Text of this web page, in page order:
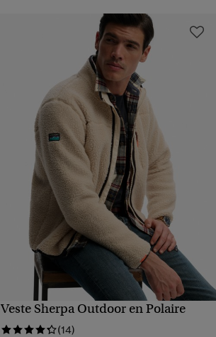
Veste Sherpa Outdoor en Polaire
(14)